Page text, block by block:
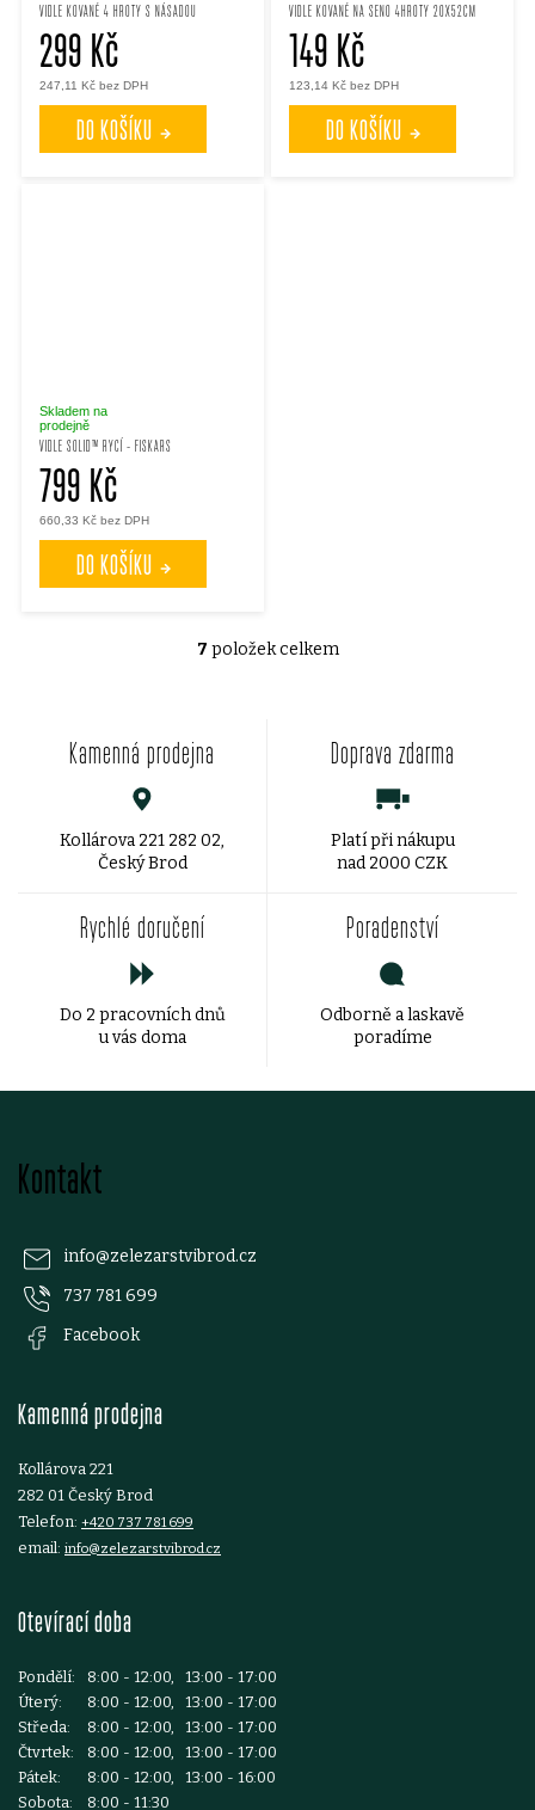
VIDLE KOVANÉ 4 HROTY S NÁSADOU
247,11 Kč bez DPH
299 Kč
DO KOŠÍKU
VIDLE KOVANÉ NA SENO 4HROTY 20X52CM
123,14 Kč bez DPH
149 Kč
DO KOŠÍKU
VIDLE SOLID™ RYCÍ - FISKARS
Skladem na
prodejně
660,33 Kč bez DPH
799 Kč
DO KOŠÍKU
O
r
7 položek celkem
Kamenná prodejna
Kollárova 221 282 02,
Český Brod
Doprava zdarma
Platí při nákupu
nad 2000 CZK
Rychlé doručení
Do 2 pracovních dnů
u vás doma
Poradenství
Odborně a laskavě
poradíme
Kontakt
info@zelezarstvibrod.cz
737 781 699
Facebook
Kamenná prodejna
Kollárova 221
282 01 Český Brod
Telefon: +420 737 781 699
email: info@zelezarstvibrod.cz
Otevírací doba
Pondělí:
8:00 - 12:00, 13:00 - 17:00
Úterý:
8:00 - 12:00, 13:00 - 17:00
Středa:
8:00 - 12:00, 13:00 - 17:00
Čtvrtek:
8:00 - 12:00, 13:00 - 17:00
Pátek:
8:00 - 12:00, 13:00 - 16:00
Sobota:
8:00 - 11:30